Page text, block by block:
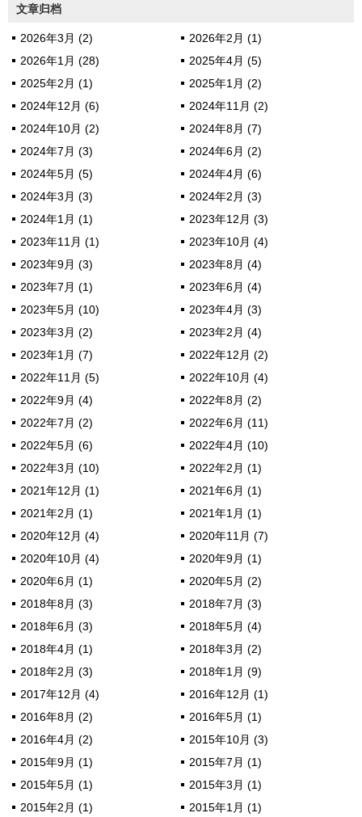
文章归档
2026年3月 (2)
2026年2月 (1)
2026年1月 (28)
2025年4月 (5)
2025年2月 (1)
2025年1月 (2)
2024年12月 (6)
2024年11月 (2)
2024年10月 (2)
2024年8月 (7)
2024年7月 (3)
2024年6月 (2)
2024年5月 (5)
2024年4月 (6)
2024年3月 (3)
2024年2月 (3)
2024年1月 (1)
2023年12月 (3)
2023年11月 (1)
2023年10月 (4)
2023年9月 (3)
2023年8月 (4)
2023年7月 (1)
2023年6月 (4)
2023年5月 (10)
2023年4月 (3)
2023年3月 (2)
2023年2月 (4)
2023年1月 (7)
2022年12月 (2)
2022年11月 (5)
2022年10月 (4)
2022年9月 (4)
2022年8月 (2)
2022年7月 (2)
2022年6月 (11)
2022年5月 (6)
2022年4月 (10)
2022年3月 (10)
2022年2月 (1)
2021年12月 (1)
2021年6月 (1)
2021年2月 (1)
2021年1月 (1)
2020年12月 (4)
2020年11月 (7)
2020年10月 (4)
2020年9月 (1)
2020年6月 (1)
2020年5月 (2)
2018年8月 (3)
2018年7月 (3)
2018年6月 (3)
2018年5月 (4)
2018年4月 (1)
2018年3月 (2)
2018年2月 (3)
2018年1月 (9)
2017年12月 (4)
2016年12月 (1)
2016年8月 (2)
2016年5月 (1)
2016年4月 (2)
2015年10月 (3)
2015年9月 (1)
2015年7月 (1)
2015年5月 (1)
2015年3月 (1)
2015年2月 (1)
2015年1月 (1)